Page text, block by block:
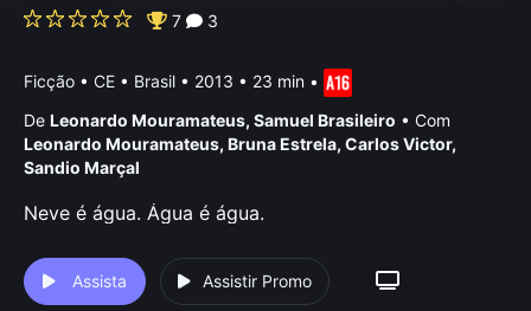
7 3
Ficção • CE • Brasil • 2013 • 23 min •
De Leonardo Mouramateus, Samuel Brasileiro • Com
Leonardo Mouramateus, Bruna Estrela, Carlos Victor,
Sandio Marçal
Neve é água. Água é água.
Assista Assistir Promo